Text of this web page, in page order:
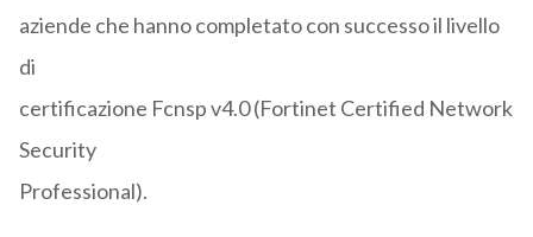
aziende che hanno completato con successo il livello
di
certificazione Fcnsp v4.0 (Fortinet Certified Network
Security
Professional).